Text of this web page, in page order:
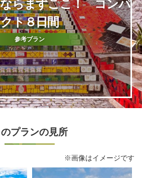
らまずここ！ コンパ
クト８日間
参考プラン
のプランの見所
※画像はイメージです